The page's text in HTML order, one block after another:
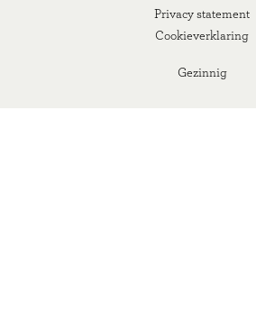
Gezinnig
Privacy statement
Cookieverklaring